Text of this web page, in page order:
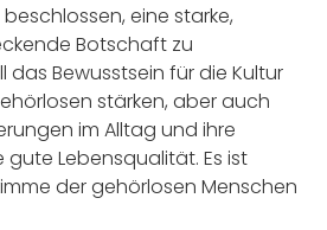
eine starke,
Botschaft zu
das Bewusstsein für die Kultur
stärken, aber auch
im Alltag und ihre
gute Lebensqualität. Es ist
der gehörlosen Menschen